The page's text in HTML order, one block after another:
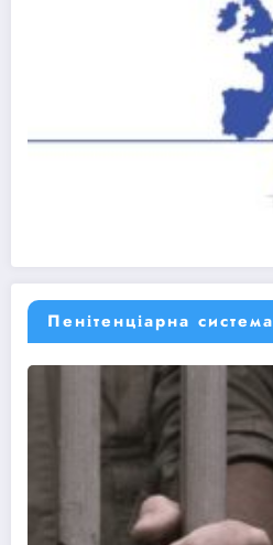
Пенітенціарна система